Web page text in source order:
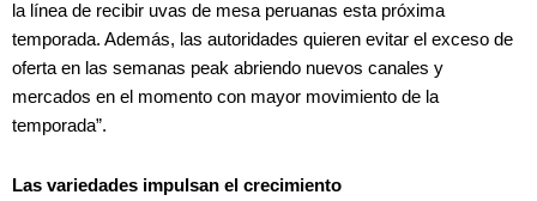
la línea de recibir uvas de mesa peruanas esta próxima
temporada. Además, las autoridades quieren evitar el exceso de
oferta en las semanas peak abriendo nuevos canales y
mercados en el momento con mayor movimiento de la
temporada”.
Las variedades impulsan el crecimiento